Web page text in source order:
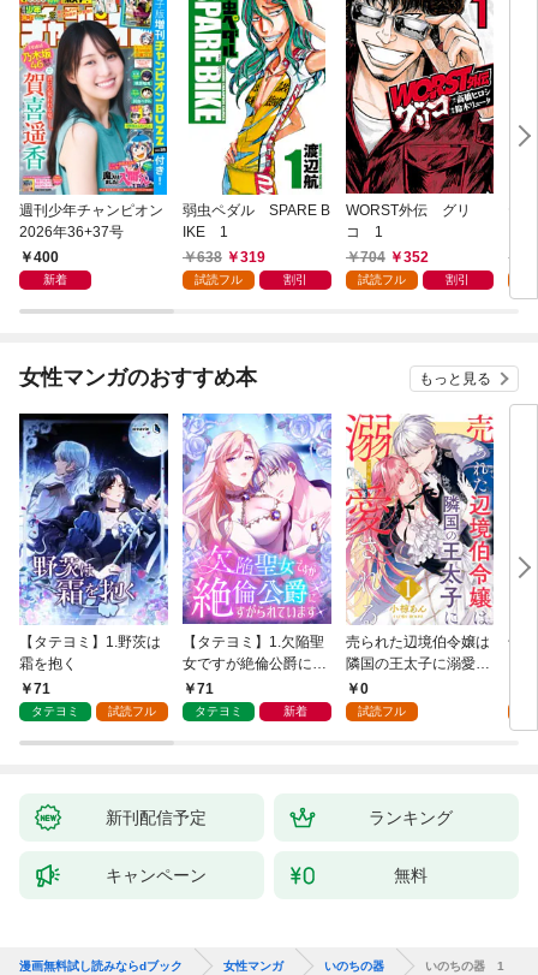
週刊少年チャンピオン
2026年36+37号
400
新着
弱虫ペダル SPARE B
IKE 1
638
319
試読フル 割引
WORST外伝 グリ
コ 1
704
352
試読フル 割引
女性マンガのおすすめ本 もっと見る
【タテヨミ】1.野茨は
霜を抱く
71
タテヨミ 試読フル
【タテヨミ】1.欠陥聖
女ですが絶倫公爵にす
がられています
71
タテヨミ 新着
売られた辺境伯令嬢は
隣国の王太子に溺愛さ
れる 1
0
試読フル
千
家
新刊配信予定 ランキング
キャンペーン 無料
漫画無料試し読みならdブック 女性マンガ いのちの器 いのちの器 1